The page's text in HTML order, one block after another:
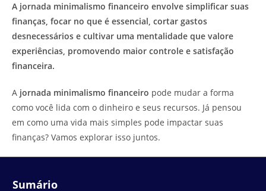
A jornada minimalismo financeiro envolve simplificar suas
finanças, focar no que é essencial, cortar gastos
desnecessários e cultivar uma mentalidade que valore
experiências, promovendo maior controle e satisfação
financeira.
A jornada minimalismo financeiro pode mudar a forma
como você lida com o dinheiro e seus recursos. Já pensou
em como uma vida mais simples pode impactar suas
finanças? Vamos explorar isso juntos.
Sumário